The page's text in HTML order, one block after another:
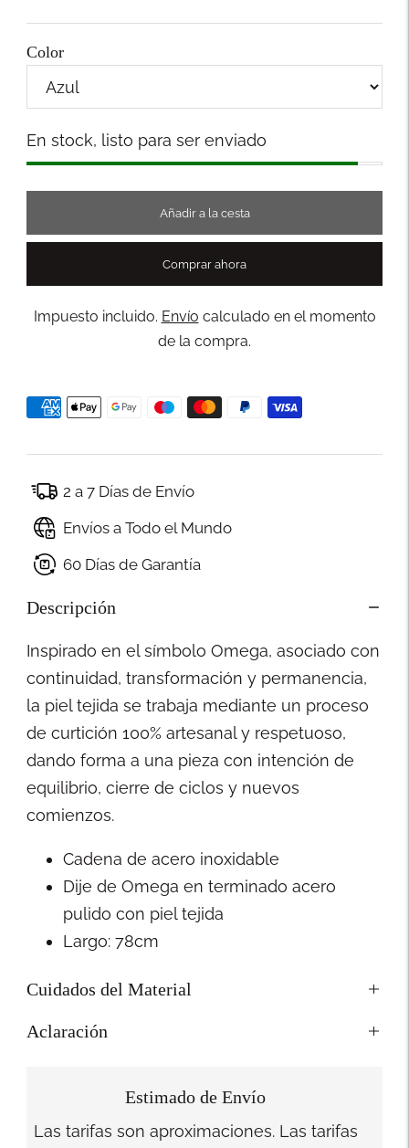
Color
Stock
En stock, listo para ser enviado
Añadir a la cesta
Comprar ahora
Impuesto incluido. Envío calculado en el momento
de la compra.
2 a 7 Días de Envío
Envíos a Todo el Mundo
60 Días de Garantía
Descripción
Inspirado en el símbolo Omega, asociado con
continuidad, transformación y permanencia,
la piel tejida se trabaja mediante un proceso
de curtición 100% artesanal y respetuoso,
dando forma a una pieza con intención de
equilibrio, cierre de ciclos y nuevos
comienzos.
Cadena de acero inoxidable
Dije de Omega en terminado acero
pulido con piel tejida
Largo: 78cm
Cuidados del Material
Aclaración
Estimado de Envío
Las tarifas son aproximaciones. Las tarifas